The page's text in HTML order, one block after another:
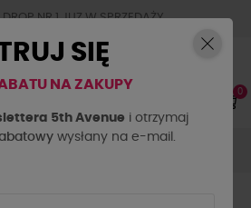
NR.1 JUZ W SPRZEDAŻY
0
materiałowe
Spodnie drelichowe
SIĘ
NA ZAKUPY
5th Avenue i otrzymaj
wysłany na e-mail.